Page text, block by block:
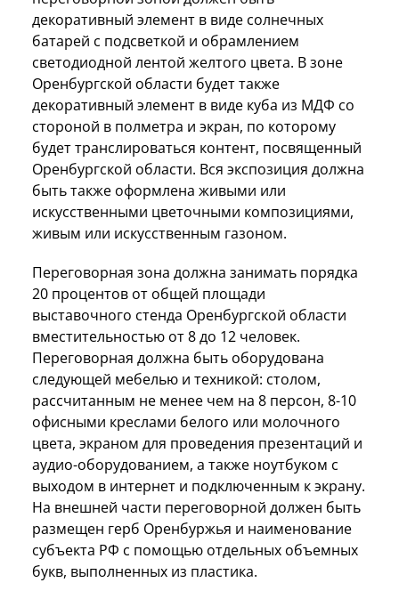
декоративный элемент в виде солнечных
батарей с подсветкой и обрамлением
светодиодной лентой желтого цвета. В зоне
Оренбургской области будет также
декоративный элемент в виде куба из МДФ со
стороной в полметра и экран, по которому
будет транслироваться контент, посвященный
Оренбургской области. Вся экспозиция должна
быть также оформлена живыми или
искусственными цветочными композициями,
живым или искусственным газоном.
Переговорная зона должна занимать порядка
20 процентов от общей площади
выставочного стенда Оренбургской области
вместительностью от 8 до 12 человек.
Переговорная должна быть оборудована
следующей мебелью и техникой: столом,
рассчитанным не менее чем на 8 персон, 8-10
офисными креслами белого или молочного
цвета, экраном для проведения презентаций и
аудио-оборудованием, а также ноутбуком с
выходом в интернет и подключенным к экрану.
На внешней части переговорной должен быть
размещен герб Оренбуржья и наименование
субъекта РФ с помощью отдельных объемных
букв, выполненных из пластика.